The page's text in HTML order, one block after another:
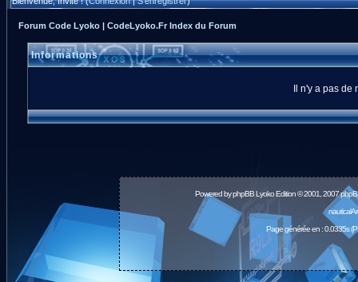
Forum Code Lyoko | CodeLyoko.Fr Index du Forum
Informations
Il n'y a pas
Powered byphpBBLyoko Edition © 2001, 2007
Page générée en : 0.0335s